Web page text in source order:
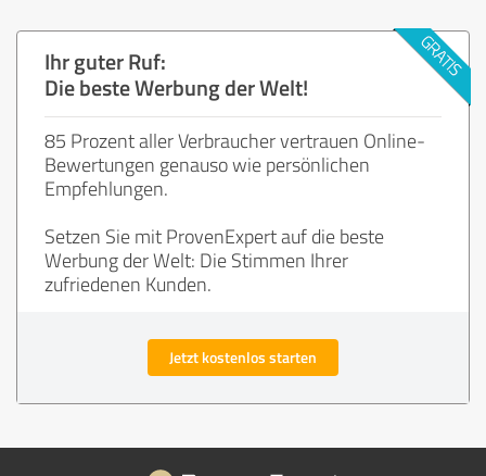
Ihr guter Ruf:
Die beste Werbung der Welt!
85 Prozent aller Verbraucher vertrauen Online-
Bewertungen genauso wie persönlichen
Empfehlungen.
Setzen Sie mit ProvenExpert auf die beste
Werbung der Welt: Die Stimmen Ihrer
zufriedenen Kunden.
Jetzt kostenlos starten